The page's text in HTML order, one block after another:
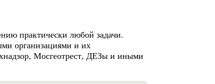
практически любой задачи.
организациями и их
Мосгеотрест, ДЕЗы и иными